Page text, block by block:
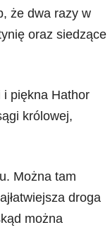
że dwa razy w
oraz siedzące
i piękna Hathor
królowej,
Można tam
droga
można